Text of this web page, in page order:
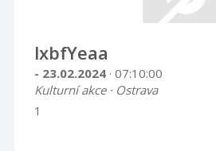
lxbfYeaa
- 23.02.2024 · 07:10:00
Kulturní akce · Ostrava
1